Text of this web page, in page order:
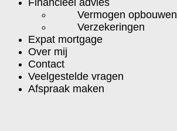
Vermogen opbouwen
Verzekeringen
Expat mortgage
Over mij
Contact
Veelgestelde vragen
Afspraak maken